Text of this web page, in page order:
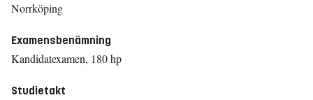
Norrköping
Examensbenämning
Kandidatexamen, 180 hp
Studietakt